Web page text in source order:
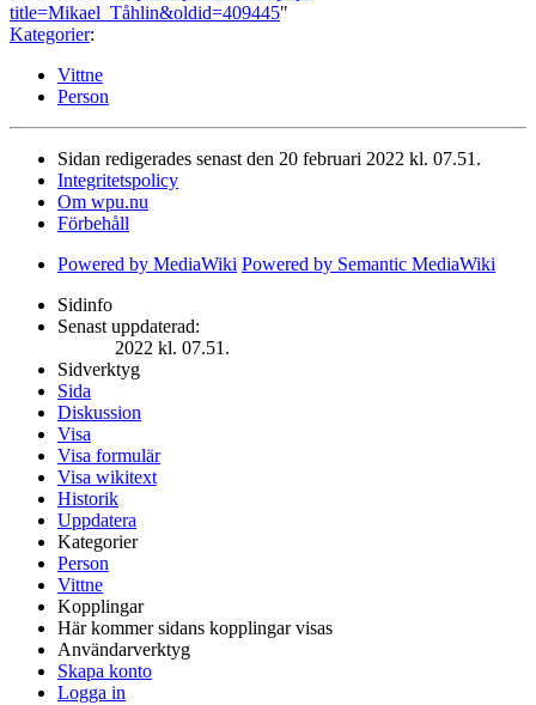
title=Mikael_Tåhlin&oldid=409445"
Kategorier:
Vittne
Person
Sidan redigerades senast den 20 februari 2022 kl. 07.51.
Integritetspolicy
Om wpu.nu
Förbehåll
Powered by MediaWiki Powered by Semantic MediaWiki
Sidinfo
Senast uppdaterad:
2022 kl. 07.51.
Sidverktyg
Sida
Diskussion
Visa
Visa formulär
Visa wikitext
Historik
Uppdatera
Kategorier
Person
Vittne
Kopplingar
Här kommer sidans kopplingar visas
Användarverktyg
Skapa konto
Logga in